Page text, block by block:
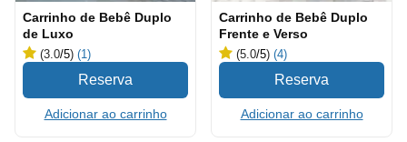
Carrinho de Bebê Duplo
de Luxo
(3.0/5) (1)
Adicionar ao carrinho
Carrinho de Bebê Duplo
Frente e Verso
(5.0/5) (4)
Adicionar ao carrinho